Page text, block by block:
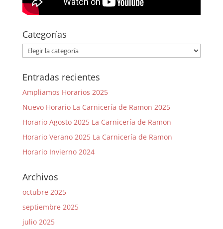
Categorías
Categorías
Entradas recientes
Ampliamos Horarios 2025
Nuevo Horario La Carnicería de Ramon 2025
Horario Agosto 2025 La Carnicería de Ramon
Horario Verano 2025 La Carnicería de Ramon
Horario Invierno 2024
Archivos
octubre 2025
septiembre 2025
julio 2025